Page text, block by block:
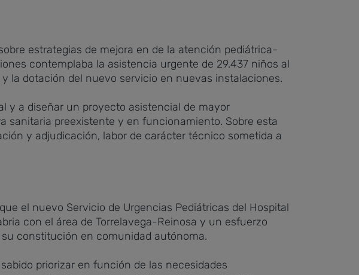
estrategias de mejora en de la atención pediátrica-
contemplaba la asistencia urgente de 29.437 niños al
la dotación del nuevo servicio en nuevas instalaciones.
y a diseñar un proyecto asistencial de mayor
sanitaria preexistente y en funcionamiento. Sobre esta
y adjudicación, labor de carácter técnico sometida a
el nuevo Servicio de Urgencias Pediátricas del Hospital
con el área de Torrelavega-Reinosa y un esfuerzo
constitución en comunidad autónoma.
priorizar en función de las necesidades